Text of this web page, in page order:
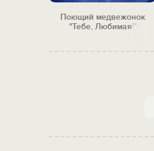
Поющий медвежонок
"Тебе, Любимая!"